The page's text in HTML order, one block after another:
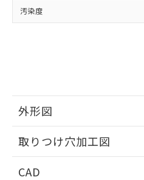
汚染度
外形図
取りつけ穴加工図
CAD
お客様が当ウェ
登録された部品
の共同利用に関
指します。
※3 非含有証明書ダ
51物質の非含有証明書
※本証明書は発行日時
るもので、過去に遡っ
また、RoHS指令のフ
物質の対応では、対応